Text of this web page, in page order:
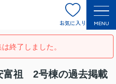
お気に入り MENU
終了しました。
富祖 2号棟の過去掲載